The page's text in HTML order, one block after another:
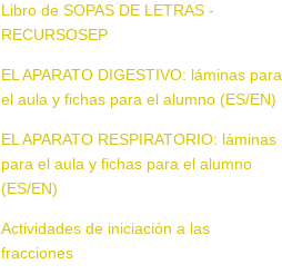
Libro de SOPAS DE LETRAS -
RECURSOSEP
EL APARATO DIGESTIVO: láminas para
el aula y fichas para el alumno (ES/EN)
EL APARATO RESPIRATORIO: láminas
para el aula y fichas para el alumno
(ES/EN)
Actividades de iniciación a las
fracciones